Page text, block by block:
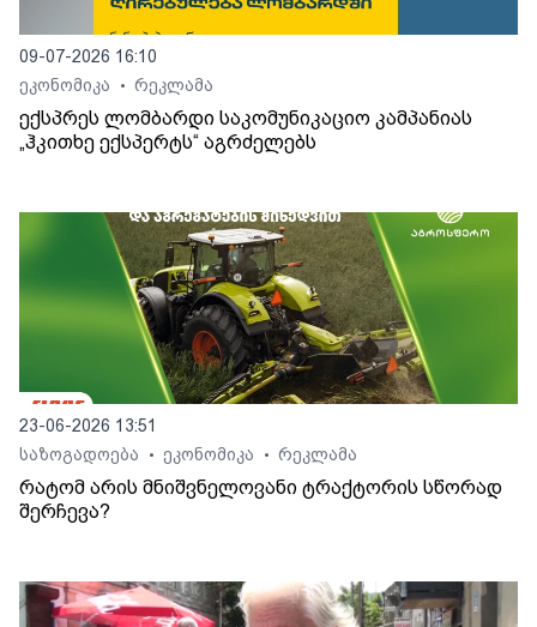
09-07-2026 16:10
ეკონომიკა
• რეკლამა
ექსპრეს ლომბარდი საკომუნიკაციო კამპანიას
„ჰკითხე ექსპერტს“ აგრძელებს
23-06-2026 13:51
საზოგადოება
• ეკონომიკა • რეკლამა
რატომ არის მნიშვნელოვანი ტრაქტორის სწორად
შერჩევა?